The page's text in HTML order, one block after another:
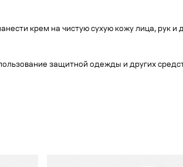
крем на чистую сухую кожу лица, рук
защитной одежды и других